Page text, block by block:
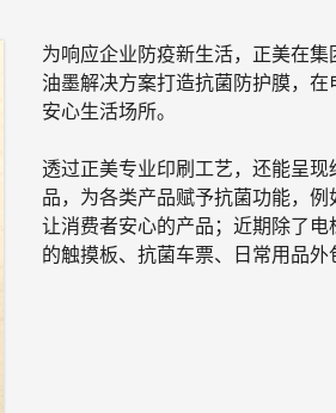
为响应企业防疫新生活，正美在
油墨解决方案打造抗菌防护膜，
安心生活场所。
透过正美专业印刷工艺，还能呈
品，为各类产品赋予抗菌功能，
让消费者安心的产品；近期除了
的触摸板、抗菌车票、日常用品外